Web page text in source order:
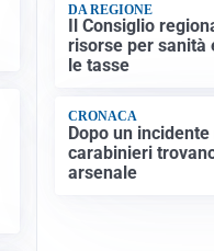
DA REGIONE
Il Consiglio
risorse per sanità
le tasse
CRONACA
Dopo un
carabinieri
arsenale